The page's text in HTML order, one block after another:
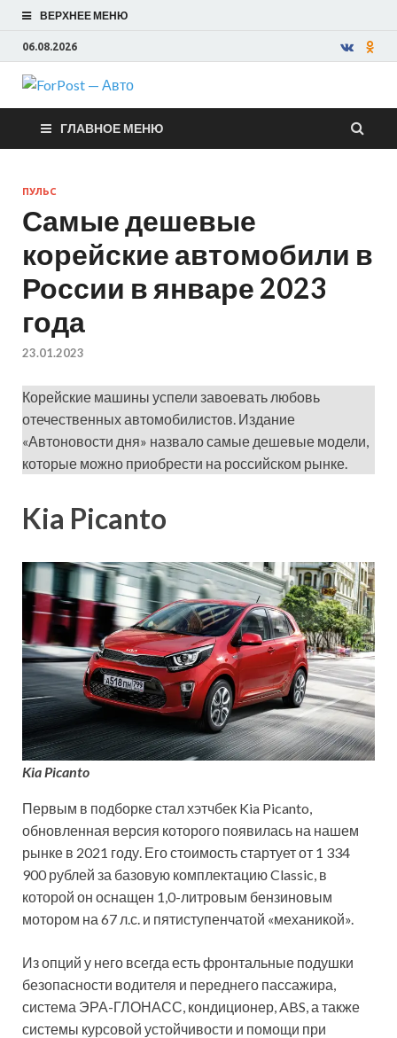
ВЕРХНЕЕ МЕНЮ
06.08.2026
ForPost —
Авто
ГЛАВНОЕ МЕНЮ
ПУЛЬС
Самые дешевые
корейские автомобили в
России в январе 2023
года
23.01.2023
Корейские машины успели завоевать любовь
отечественных автомобилистов. Издание
«Автоновости дня» назвало самые дешевые модели,
которые можно приобрести на российском рынке.
Kia Picanto
Kia Picanto
Первым в подборке стал хэтчбек Kia Picanto,
обновленная версия которого появилась на нашем
рынке в 2021 году. Его стоимость стартует от 1 334
900 рублей за базовую комплектацию Classic, в
которой он оснащен 1,0-литровым бензиновым
мотором на 67 л.с. и пятиступенчатой «механикой».
Из опций у него всегда есть фронтальные подушки
безопасности водителя и переднего пассажира,
система ЭРА-ГЛОНАСС, кондиционер, ABS, а также
системы курсовой устойчивости и помощи при